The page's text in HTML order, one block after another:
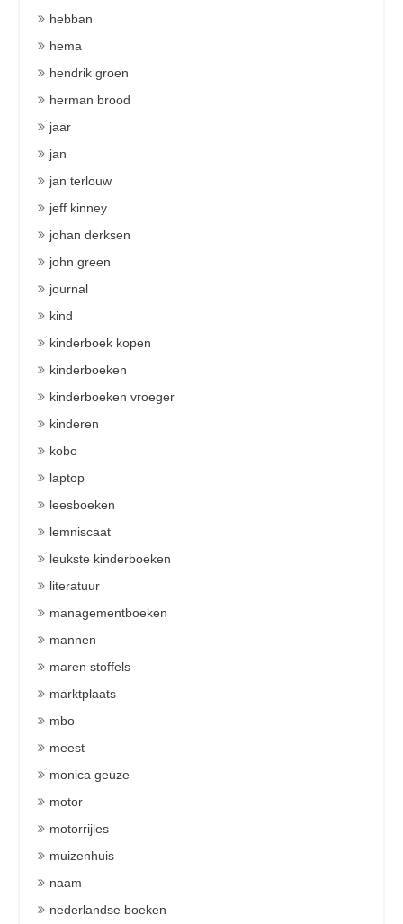
hebban
hema
hendrik groen
herman brood
jaar
jan
jan terlouw
jeff kinney
johan derksen
john green
journal
kind
kinderboek kopen
kinderboeken
kinderboeken vroeger
kinderen
kobo
laptop
leesboeken
lemniscaat
leukste kinderboeken
literatuur
managementboeken
mannen
maren stoffels
marktplaats
mbo
meest
monica geuze
motor
motorrijles
muizenhuis
naam
nederlandse boeken